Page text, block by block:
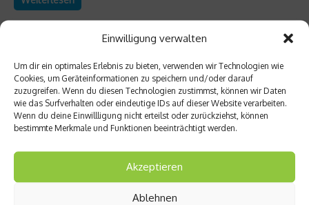
Einwilligung verwalten
Um dir ein optimales Erlebnis zu bieten, verwenden wir Technologien wie
Cookies, um Geräteinformationen zu speichern und/oder darauf
zuzugreifen. Wenn du diesen Technologien zustimmst, können wir Daten
wie das Surfverhalten oder eindeutige IDs auf dieser Website verarbeiten.
Wenn du deine Einwillligung nicht erteilst oder zurückziehst, können
bestimmte Merkmale und Funktionen beeinträchtigt werden.
Akzeptieren
Ablehnen